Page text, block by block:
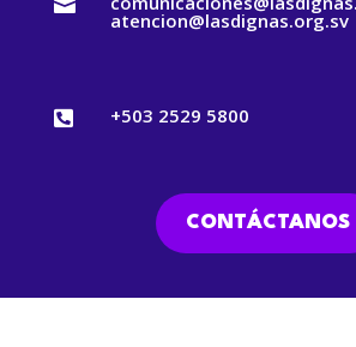

atencion@lasdignas.org.sv
 +503 2529 5800
CONTÁCTANOS